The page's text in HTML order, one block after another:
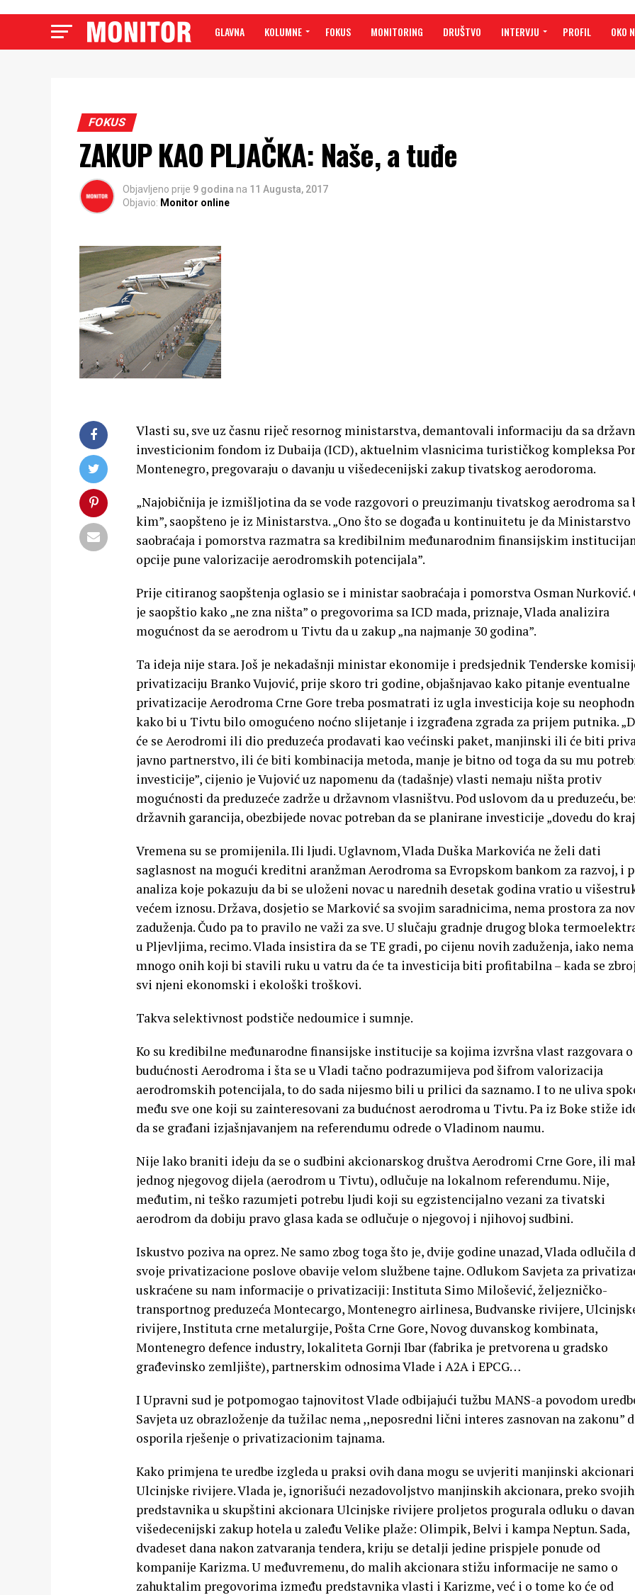
GLAVNA KOLUMNE FOKUS MONITORING DRUŠTVO INTERVJU PROFIL OKO
FOKUS
ZAKUP KAO PLJAČKA: Naše, a tuđe
Objavljeno prije 9 godina na 11 Augusta, 2017
Objavio: Monitor online
Vlasti su, sve uz časnu riječ resornog ministarstva, demantovali informaciju da sa
investicionim fondom iz Dubaija (ICD), aktuelnim vlasnicima turističkog kompleksa
Montenegro, pregovaraju o davanju u višedecenijski zakup tivatskog aerodoroma.
„Najobičnija je izmišljotina da se vode razgovori o preuzimanju tivatskog aerodroma sa
kim”, saopšteno je iz Ministarstva. „Ono što se događa u kontinuitetu je da Ministarstvo
saobraćaja i pomorstva razmatra sa kredibilnim međunarodnim finansijskim
opcije pune valorizacije aerodromskih potencijala”.
Prije citiranog saopštenja oglasio se i ministar saobraćaja i pomorstva Osman Nurković.
je saopštio kako „ne zna ništa” o pregovorima sa ICD mada, priznaje, Vlada analizira
mogućnost da se aerodrom u Tivtu da u zakup „na najmanje 30 godina”.
Ta ideja nije stara. Još je nekadašnji ministar ekonomije i predsjednik Tenderske
privatizaciju Branko Vujović, prije skoro tri godine, objašnjavao kako pitanje eventualne
privatizacije Aerodroma Crne Gore treba posmatrati iz ugla investicija koje su
kako bi u Tivtu bilo omogućeno noćno slijetanje i izgrađena zgrada za prijem putnika.
će se Aerodromi ili dio preduzeća prodavati kao većinski paket, manjinski ili će biti
javno partnerstvo, ili će biti kombinacija metoda, manje je bitno od toga da su mu
investicije”, cijenio je Vujović uz napomenu da (tadašnje) vlasti nemaju ništa protiv
mogućnosti da preduzeće zadrže u državnom vlasništvu. Pod uslovom da u preduzeću,
državnih garancija, obezbijede novac potreban da se planirane investicije „dovedu do
Vremena su se promijenila. Ili ljudi. Uglavnom, Vlada Duška Markovića ne želi dati
saglasnost na mogući kreditni aranžman Aerodroma sa Evropskom bankom za razvoj, i
analiza koje pokazuju da bi se uloženi novac u narednih desetak godina vratio u
većem iznosu. Država, dosjetio se Marković sa svojim saradnicima, nema prostora za
zaduženja. Čudo pa to pravilo ne važi za sve. U slučaju gradnje drugog bloka
u Pljevljima, recimo. Vlada insistira da se TE gradi, po cijenu novih zaduženja, iako nema
mnogo onih koji bi stavili ruku u vatru da će ta investicija biti profitabilna – kada se
svi njeni ekonomski i ekološki troškovi.
Takva selektivnost podstiče nedoumice i sumnje.
Ko su kredibilne međunarodne finansijske institucije sa kojima izvršna vlast razgovara o
budućnosti Aerodroma i šta se u Vladi tačno podrazumijeva pod šifrom valorizacija
aerodromskih potencijala, to do sada nijesmo bili u prilici da saznamo. I to ne uliva
među sve one koji su zainteresovani za budućnost aerodroma u Tivtu. Pa iz Boke stiže
da se građani izjašnjavanjem na referendumu odrede o Vladinom naumu.
Nije lako braniti ideju da se o sudbini akcionarskog društva Aerodromi Crne Gore, ili
jednog njegovog dijela (aerodrom u Tivtu), odlučuje na lokalnom referendumu. Nije,
međutim, ni teško razumjeti potrebu ljudi koji su egzistencijalno vezani za tivatski
aerodrom da dobiju pravo glasa kada se odlučuje o njegovoj i njihovoj sudbini.
Iskustvo poziva na oprez. Ne samo zbog toga što je, dvije godine unazad, Vlada odlučila
svoje privatizacione poslove obavije velom službene tajne. Odlukom Savjeta za
uskraćene su nam informacije o privatizaciji: Instituta Simo Milošević, željezničko-
transportnog preduzeća Montecargo, Montenegro airlinesa, Budvanske rivijere,
rivijere, Instituta crne metalurgije, Pošta Crne Gore, Novog duvanskog kombinata,
Montenegro defence industry, lokaliteta Gornji Ibar (fabrika je pretvorena u gradsko
građevinsko zemljište), partnerskim odnosima Vlade i A2A i EPCG…
I Upravni sud je potpomogao tajnovitost Vlade odbijajući tužbu MANS-a povodom
Savjeta uz obrazloženje da tužilac nema ,,neposredni lični interes zasnovan na zakonu”
osporila rješenje o privatizacionim tajnama.
Kako primjena te uredbe izgleda u praksi ovih dana mogu se uvjeriti manjinski akcionari
Ulcinjske rivijere. Vlada je, ignorišući nezadovoljstvo manjinskih akcionara, preko svojih
predstavnika u skupštini akcionara Ulcinjske rivijere proljetos progurala odluku o
višedecenijski zakup hotela u zaleđu Velike plaže: Olimpik, Belvi i kampa Neptun. Sada,
dvadeset dana nakon zatvaranja tendera, kriju se detalji jedine prispjele ponude od
kompanije Karizma. U međuvremenu, do malih akcionara stižu informacije ne samo o
zahuktalim pregovorima između predstavnika vlasti i Karizme, već i o tome ko će od